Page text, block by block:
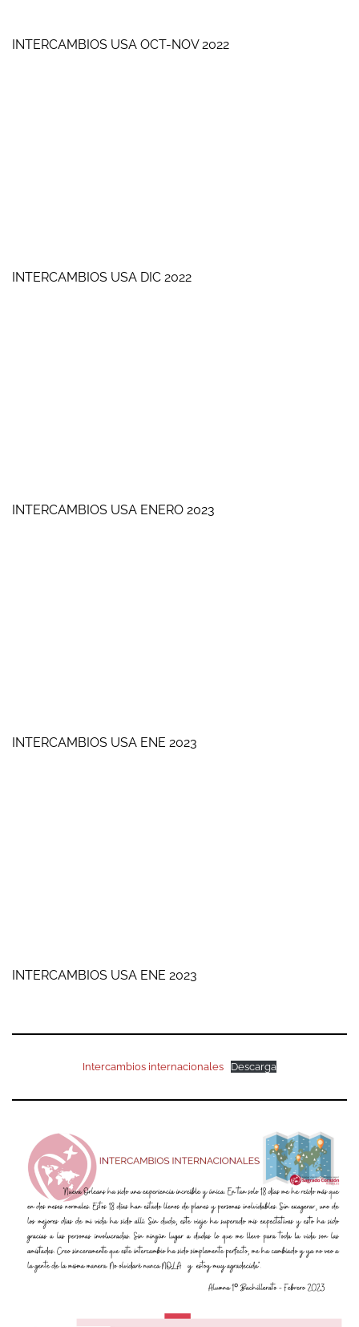
INTERCAMBIOS USA OCT-NOV 2022
INTERCAMBIOS USA DIC 2022
INTERCAMBIOS USA ENERO 2023
INTERCAMBIOS USA ENE 2023
INTERCAMBIOS USA ENE 2023
Intercambios internacionales Descarga